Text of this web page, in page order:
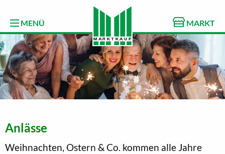
MENÜ MARKT
Anlässe
Weihnachten, Ostern & Co. kommen alle Jahre